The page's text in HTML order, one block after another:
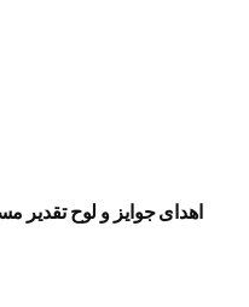
اهدای جوایز و لوح تقدیر